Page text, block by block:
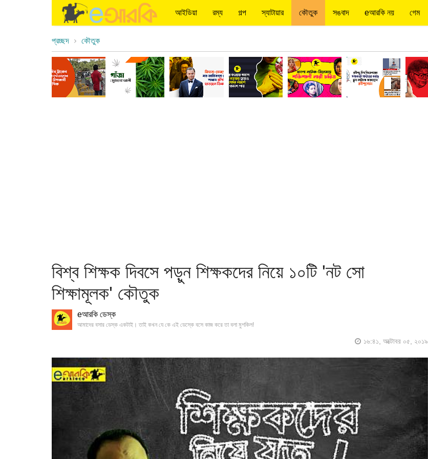
আইডিয়া রম্য গল্প স্যাটায়ার কৌতুক সঙবাদ eআরকি নয় গেম
প্রচ্ছদ কৌতুক
বিশ্ব শিক্ষক দিবসে পড়ুন শিক্ষকদের নিয়ে ১০টি 'নট সো
শিক্ষামূলক' কৌতুক
eআরকি ডেস্ক
আমাদের বসার ডেস্ক একটাই। তাই কখন যে কে এই ডেস্কে বসে কাজ করে তা বলা মুশকিল!
১৬:৪১, অক্টোবর ০৫, ২০১৯